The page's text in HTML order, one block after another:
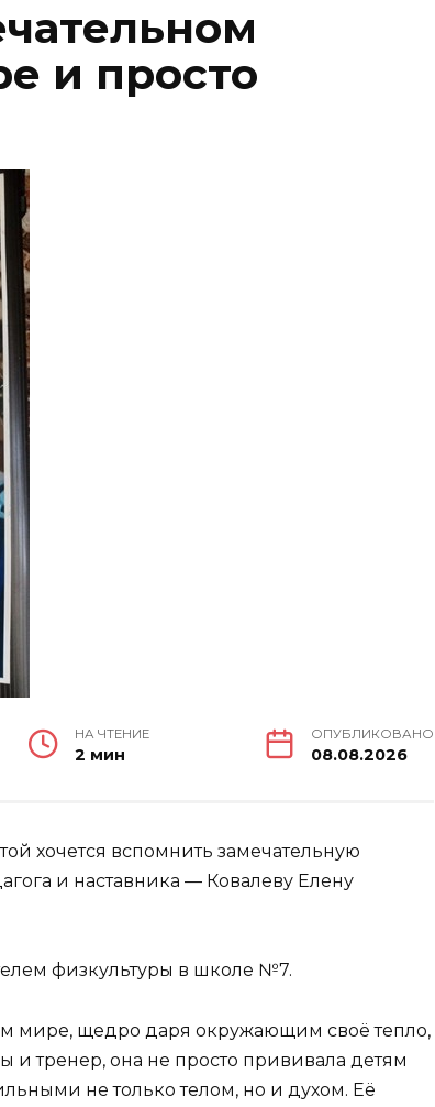
и просто
НА ЧТЕНИЕ
2 мин
ОПУБЛИКОВАНО
08.08.2026
хочется вспомнить замечательную
и наставника — Ковалеву Елену
физкультуры в школе №7.
мире, щедро даря окружающим своё тепло,
и тренер, она не просто прививала детям
не только телом, но и духом. Её